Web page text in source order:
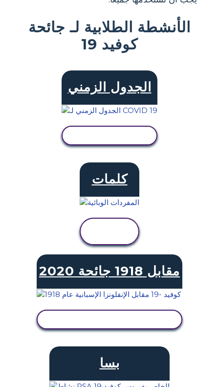
الأنشطة الطلابية لـ جائحة
كوفيد 19
الجدول الزمني
كلمات
2020 مقابل 1918 جائحة
بسا